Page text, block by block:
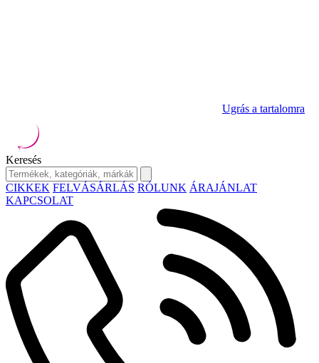
Ugrás a tartalomra
Keresés
CIKKEK FELVÁSÁRLÁS RÓLUNK ÁRAJÁNLAT
KAPCSOLAT